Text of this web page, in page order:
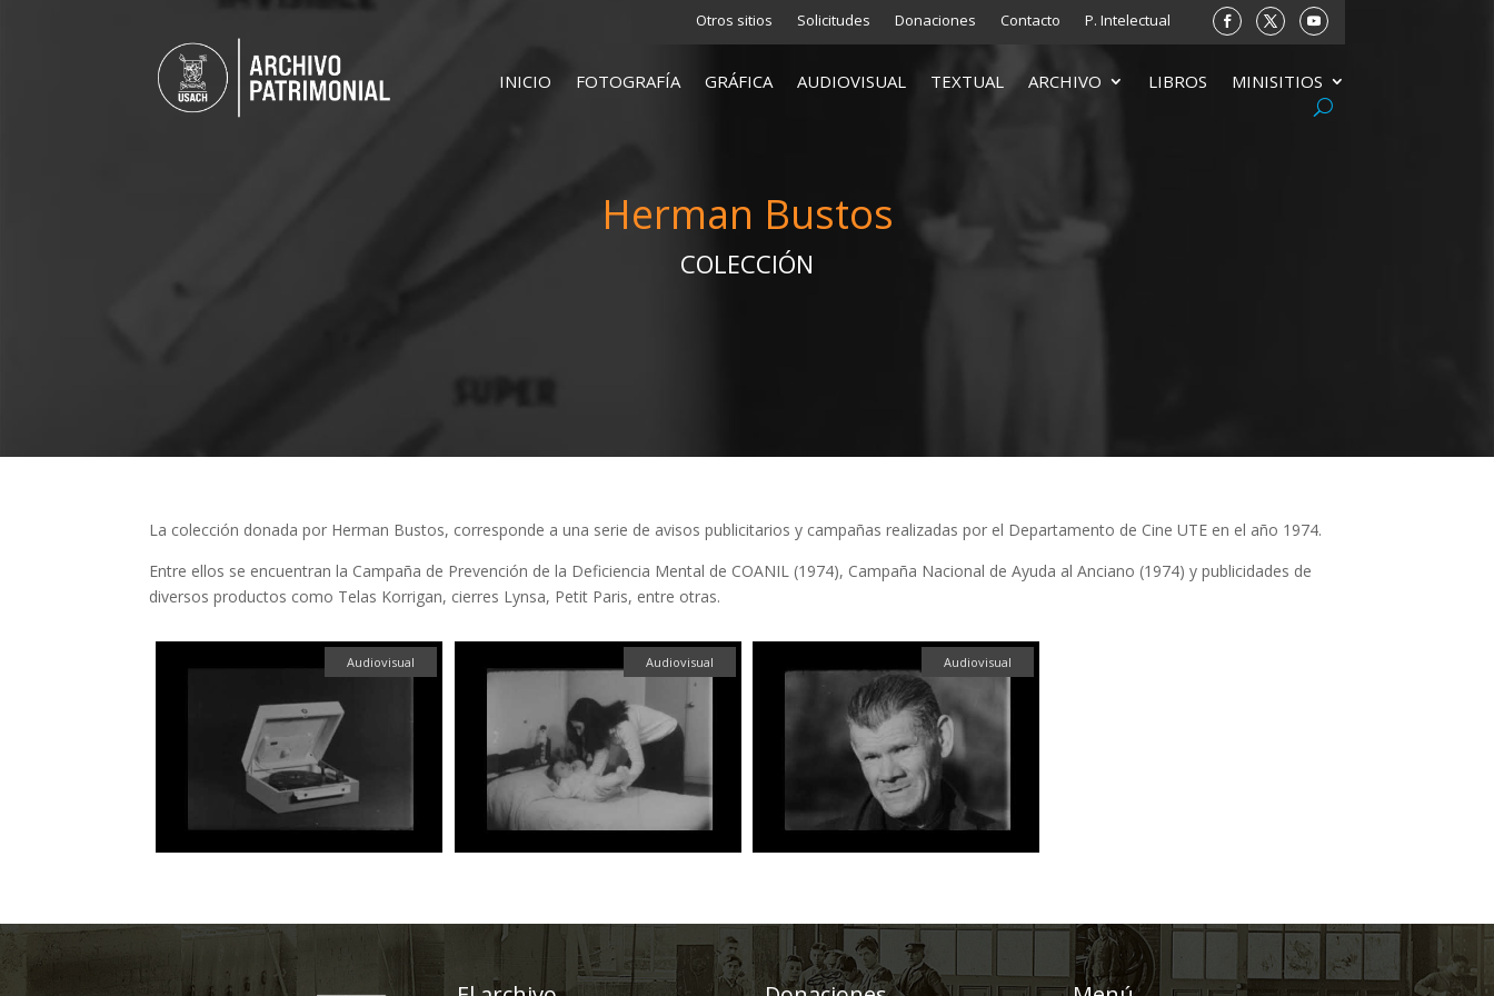
Otros sitios Solicitudes Donaciones Contacto P. Intelectual
INICIO FOTOGRAFÍA GRÁFICA AUDIOVISUAL TEXTUAL ARCHIVO LIBROS MINISITIOS
Herman Bustos
COLECCIÓN
La colección donada por Herman Bustos, corresponde a una serie de avisos publicitarios y campañas realizadas por el Departamento de Cine UTE en el año 1974.
Entre ellos se encuentran la Campaña de Prevención de la Deficiencia Mental de COANIL (1974), Campaña Nacional de Ayuda al Anciano (1974) y publicidades de
diversos productos como Telas Korrigan, cierres Lynsa, Petit Paris, entre otras.
Audiovisual Audiovisual Audiovisual